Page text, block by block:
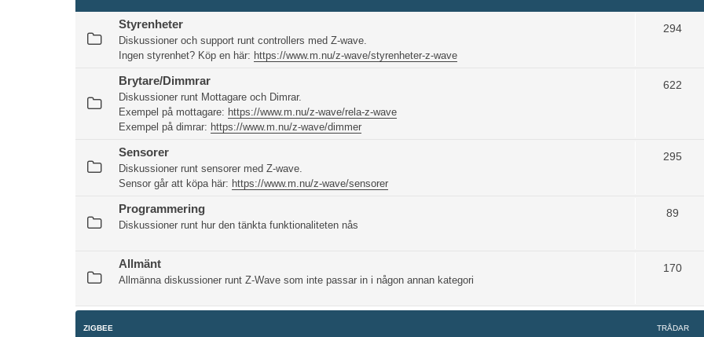
Styrenheter
Diskussioner och support runt controllers med Z-wave.
Ingen styrenhet? Köp en här: https://www.m.nu/z-wave/styrenheter-z-wave
294
Brytare/Dimmrar
Diskussioner runt Mottagare och Dimrar.
Exempel på mottagare: https://www.m.nu/z-wave/rela-z-wave
Exempel på dimrar: https://www.m.nu/z-wave/dimmer
622
Sensorer
Diskussioner runt sensorer med Z-wave.
Sensor går att köpa här: https://www.m.nu/z-wave/sensorer
295
Programmering
Diskussioner runt hur den tänkta funktionaliteten nås
89
Allmänt
Allmänna diskussioner runt Z-Wave som inte passar in i någon annan kategori
170
ZIGBEE TRÅDAR